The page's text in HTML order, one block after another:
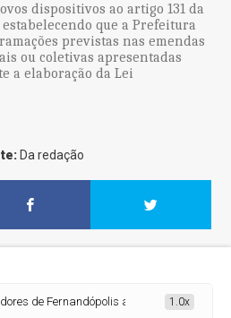
dispositivos ao artigo 131 da
que a Prefeitura
previstas nas emendas
ou coletivas apresentadas
a elaboração da Lei
Da redação
de Fernandópolis apresentam proposta
1.0x